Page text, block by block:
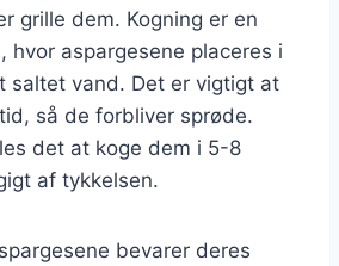
grille dem. Kogning er en
aspargesene placeres i
saltet vand. Det er vigtigt at
så de forbliver sprøde.
det at koge dem i 5-8
af tykkelsen.
bevarer deres